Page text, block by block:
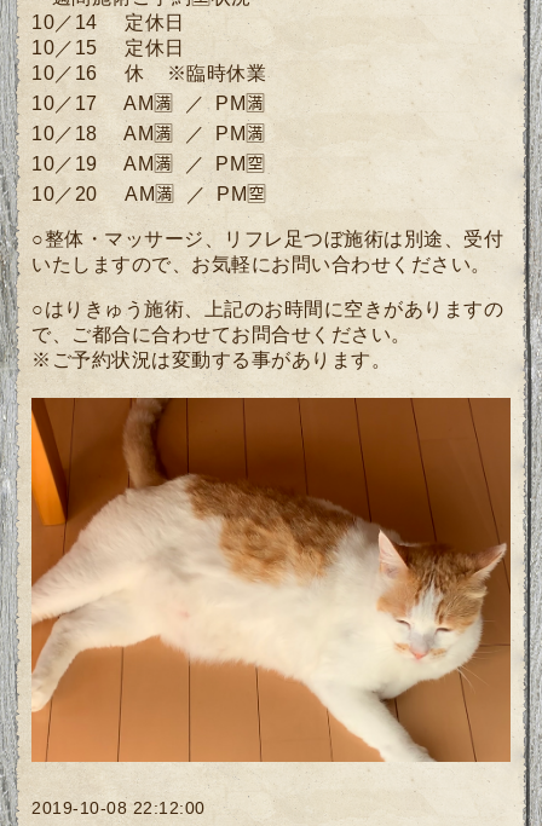
10／14 定休日
10／15 定休日
10／16 休 ※臨時休業
10／17 AM🈵 ／ PM🈵
10／18 AM🈵 ／ PM🈵
10／19 AM🈵 ／ PM🈳
10／20AM🈵 ／ PM🈳
○整体・マッサージ、リフレ足つぼ施術は別途、受付
いたしますので、お気軽にお問い合わせください。
○はりきゅう施術、上記のお時間に空きがありますの
で、ご都合に合わせてお問合せください。
※ご予約状況は変動する事があります。
2019-10-08 22:12:00